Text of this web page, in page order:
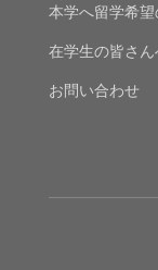
本学へ留学希望
在学生の皆さん
お問い合わせ